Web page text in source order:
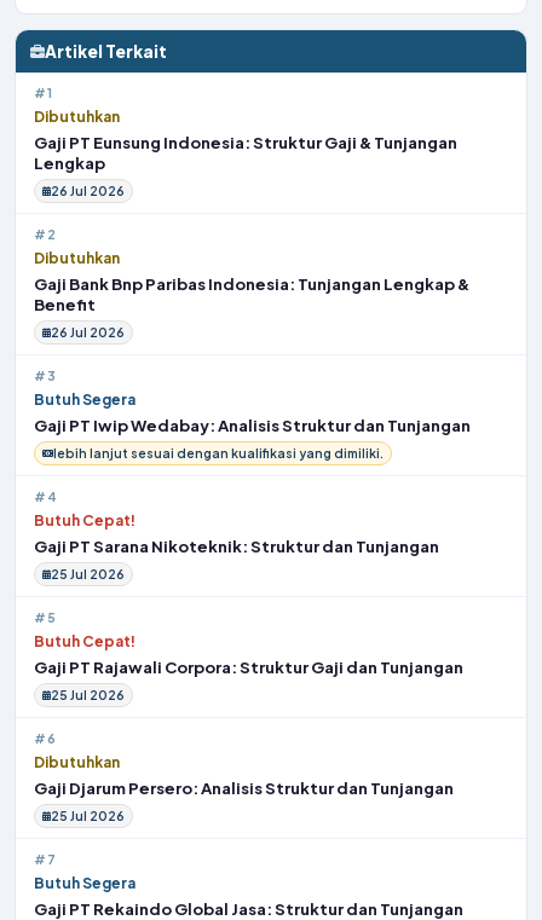
Artikel Terkait
#1
Dibutuhkan
Gaji PT Eunsung Indonesia: Struktur Gaji & Tunjangan
Lengkap
26 Jul 2026
#2
Dibutuhkan
Gaji Bank Bnp Paribas Indonesia: Tunjangan Lengkap &
Benefit
26 Jul 2026
#3
Butuh Segera
Gaji PT Iwip Wedabay: Analisis Struktur dan Tunjangan
lebih lanjut sesuai dengan kualifikasi yang dimiliki.
#4
Butuh Cepat!
Gaji PT Sarana Nikoteknik: Struktur dan Tunjangan
25 Jul 2026
#5
Butuh Cepat!
Gaji PT Rajawali Corpora: Struktur Gaji dan Tunjangan
25 Jul 2026
#6
Dibutuhkan
Gaji Djarum Persero: Analisis Struktur dan Tunjangan
25 Jul 2026
#7
Butuh Segera
Gaji PT Rekaindo Global Jasa: Struktur dan Tunjangan